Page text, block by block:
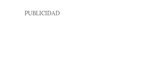
PUBLICIDAD